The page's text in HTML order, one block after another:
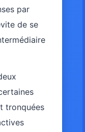
par
de se
tronquées